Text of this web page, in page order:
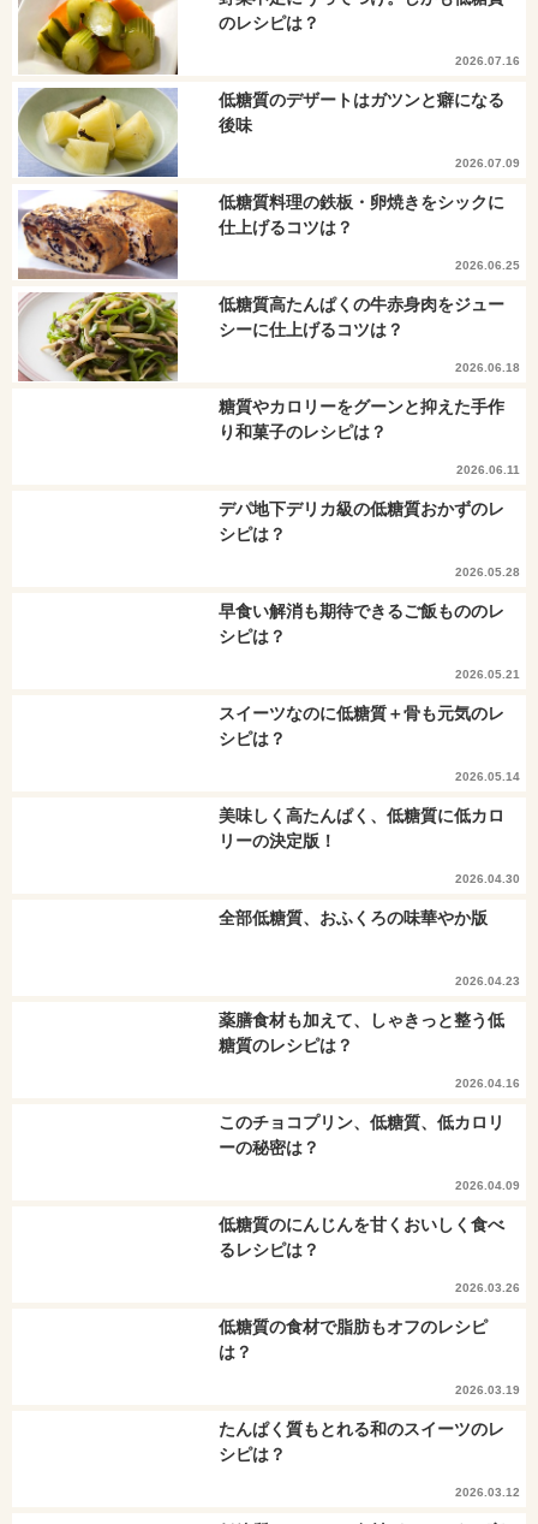
のレシピは？
2026.07.16
低糖質のデザートはガツンと癖になる
後味
2026.07.09
低糖質料理の鉄板・卵焼きをシックに
仕上げるコツは？
2026.06.25
低糖質高たんぱくの牛赤身肉をジュー
シーに仕上げるコツは？
2026.06.18
糖質やカロリーをグーンと抑えた手作
り和菓子のレシピは？
2026.06.11
デパ地下デリカ級の低糖質おかずのレ
シピは？
2026.05.28
早食い解消も期待できるご飯もののレ
シピは？
2026.05.21
スイーツなのに低糖質＋骨も元気のレ
シピは？
2026.05.14
美味しく高たんぱく、低糖質に低カロ
リーの決定版！
2026.04.30
全部低糖質、おふくろの味華やか版
2026.04.23
薬膳食材も加えて、しゃきっと整う低
糖質のレシピは？
2026.04.16
このチョコプリン、低糖質、低カロリ
ーの秘密は？
2026.04.09
低糖質のにんじんを甘くおいしく食べ
るレシピは？
2026.03.26
低糖質の食材で脂肪もオフのレシピ
は？
2026.03.19
たんぱく質もとれる和のスイーツのレ
シピは？
2026.03.12